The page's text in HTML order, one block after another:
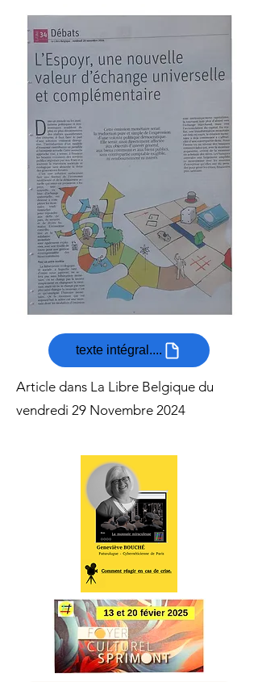
texte intégral....
Article dans La Libre Belgique du
vendredi 29 Novembre 2024